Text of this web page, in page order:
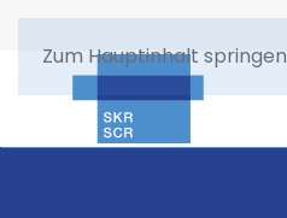
Zum Hauptinhalt springen